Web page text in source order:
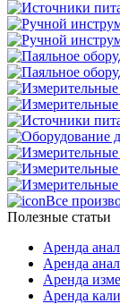
Все
Полезные статьи
Аренда
Аренда
Аренда
Аренда